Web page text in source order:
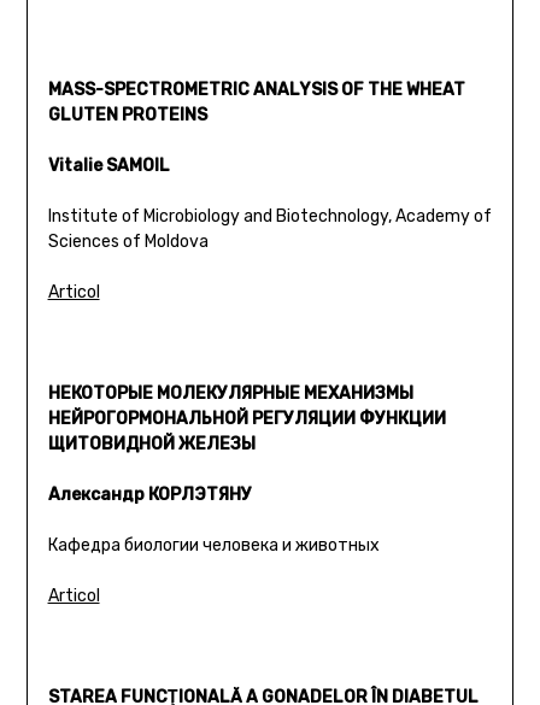
MASS-SPECTROMETRIC ANALYSIS OF THE WHEAT
GLUTEN PROTEINS
Vitalie SAMOIL
Institute of Microbiology and Biotechnology, Academy of
Sciences of Moldova
Articol
НЕКОТОРЫЕ МОЛЕКУЛЯРНЫЕ МЕХАНИЗМЫ
НЕЙРОГОРМОНАЛЬНОЙ РЕГУЛЯЦИИ ФУНКЦИИ
ЩИТОВИДНОЙ ЖЕЛЕЗЫ
Александр КОРЛЭТЯНУ
Кафедра биологии человека и животных
Articol
STAREA FUNCŢIONALĂ A GONADELOR ÎN DIABETUL